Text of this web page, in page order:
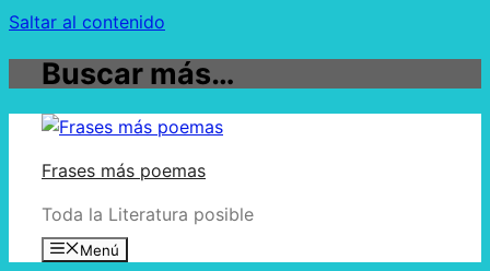
Saltar al contenido
Buscar más…
Frases más poemas
Toda la Literatura posible
Menú